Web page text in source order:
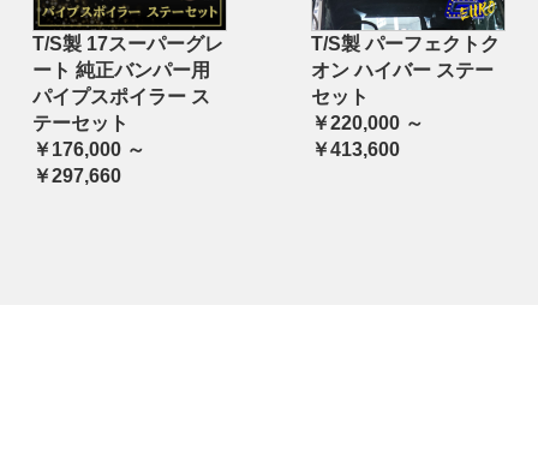
T/S製 17スーパーグレ
ート 純正バンパー用
パイプスポイラー ス
テーセット
￥176,000 ～
￥297,660
T/S製 パーフェクトク
オン ハイバー ステー
セット
￥220,000 ～
￥413,600